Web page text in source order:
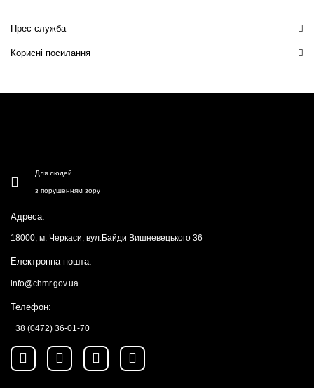
Прес-служба
Корисні посилання
Для людей
з порушенням зору
Адреса:
18000, м. Черкаси, вул.Байди Вишневецького 36
Електронна пошта:
info@chmr.gov.ua
Телефон:
+38 (0472) 36-01-70